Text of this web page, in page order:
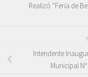
Realizó “Feria de
Intendente
Municipal